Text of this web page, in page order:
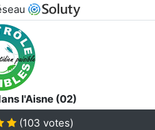
l'Aisne (02)
(103 votes)